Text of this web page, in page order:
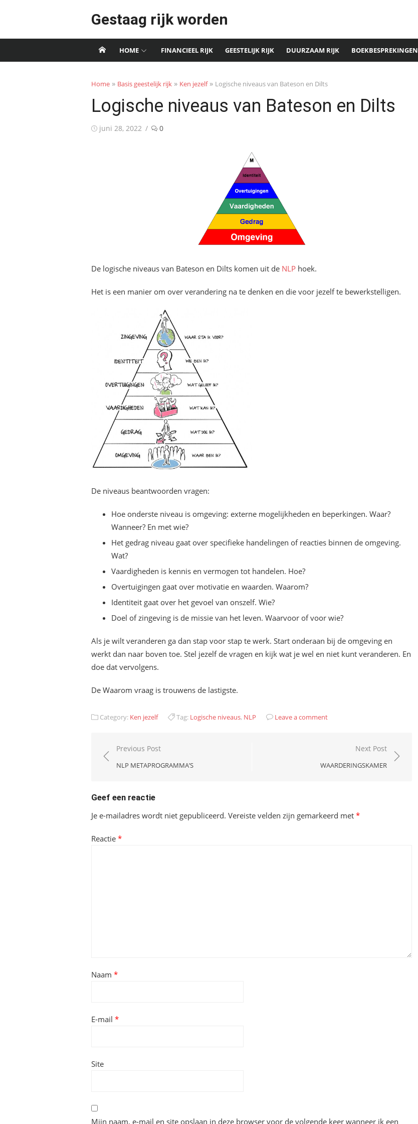
Gestaag rijk worden
HOME FINANCIEEL RIJK GEESTELIJK RIJK DUURZAAM RIJK BOEKBESPREKINGEN
Home » Basis geestelijk rijk » Ken jezelf» Logische niveaus van Bateson en Dilts
Logische niveaus van Bateson en Dilts
Posted
juni 28, 2022 0
De logische niveaus van Bateson en Dilts komen uit de NLP hoek.
Het is een manier om over verandering na te denken en die voor jezelf te bewerkstelligen.
De niveaus beantwoorden vragen:
Hoe onderste niveau is omgeving: externe mogelijkheden en beperkingen. Waar?
Wanneer? En met wie?
Het gedrag niveau gaat over specifieke handelingen of reacties binnen de omgeving.
Wat?
Vaardigheden is kennis en vermogen tot handelen. Hoe?
Overtuigingen gaat over motivatie en waarden. Waarom?
Identiteit gaat over het gevoel van onszelf. Wie?
Doel of zingeving is de missie van het leven. Waarvoor of voor wie?
Als je wilt veranderen ga dan stap voor stap te werk. Start onderaan bij de omgeving en
werkt dan naar boven toe. Stel jezelf de vragen en kijk wat je wel en niet kunt veranderen. En
doe dat vervolgens.
De Waarom vraag is trouwens de lastigste.
Category: Ken jezelf Tag: Logische niveaus, NLP Leave a comment
Bericht
navigatie
Previous Post
NLP METAPROGRAMMA’S
Next Post
WAARDERINGSKAMER
Geef een reactie
Je e-mailadres wordt niet gepubliceerd. Vereiste velden zijn gemarkeerd met *
Reactie *
Naam *
E-mail *
Site
Mijn naam, e-mail en site opslaan in deze browser voor de volgende keer wanneer ik een